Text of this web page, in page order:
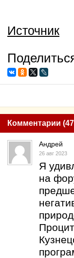
Источник
Комментарии
Андрей
26 авг 2023
Я
на